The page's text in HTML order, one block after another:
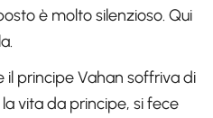
è molto silenzioso. Qui
il principe Vahan soffriva di
vita da principe, si fece